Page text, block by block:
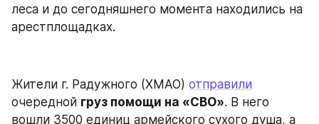
леса и до сегодняшнего момента находились на
арестплощадках.
Жители г. Радужного (ХМАО) отправили
очередной груз помощи на «СВО». В него
вошли 3500 единиц армейского сухого душа, а